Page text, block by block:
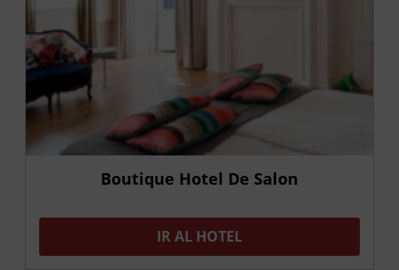
Boutique Hotel De Salon
IR AL HOTEL